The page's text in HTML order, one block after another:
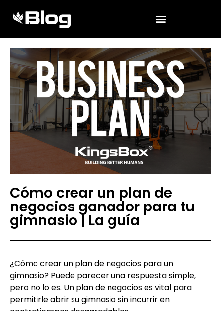
Cómo crear un plan de
negocios ganador para tu
gimnasio | La guía
¿Cómo crear un plan de negocios para un
gimnasio? Puede parecer una respuesta simple,
pero no lo es. Un plan de negocios es vital para
permitirle abrir su gimnasio sin incurrir en